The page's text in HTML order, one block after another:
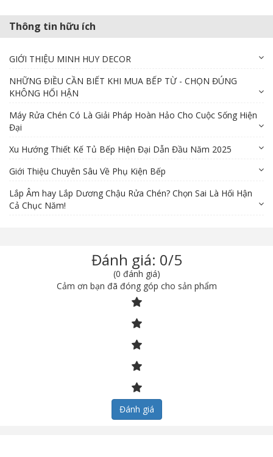
Thông tin hữu ích
GIỚI THIỆU MINH HUY DECOR
NHỮNG ĐIỀU CẦN BIẾT KHI MUA BẾP TỪ - CHỌN ĐÚNG
KHÔNG HỐI HẬN
Máy Rửa Chén Có Là Giải Pháp Hoàn Hảo Cho Cuộc Sống Hiện
Đại
Xu Hướng Thiết Kế Tủ Bếp Hiện Đại Dẫn Đầu Năm 2025
Giới Thiệu Chuyên Sâu Về Phụ Kiện Bếp
Lắp Âm hay Lắp Dương Chậu Rửa Chén? Chọn Sai Là Hối Hận
Cả Chục Năm!
Đánh giá: 0/5
(0 đánh giá)
Cảm ơn bạn đã đóng góp cho sản phẩm
Đánh giá